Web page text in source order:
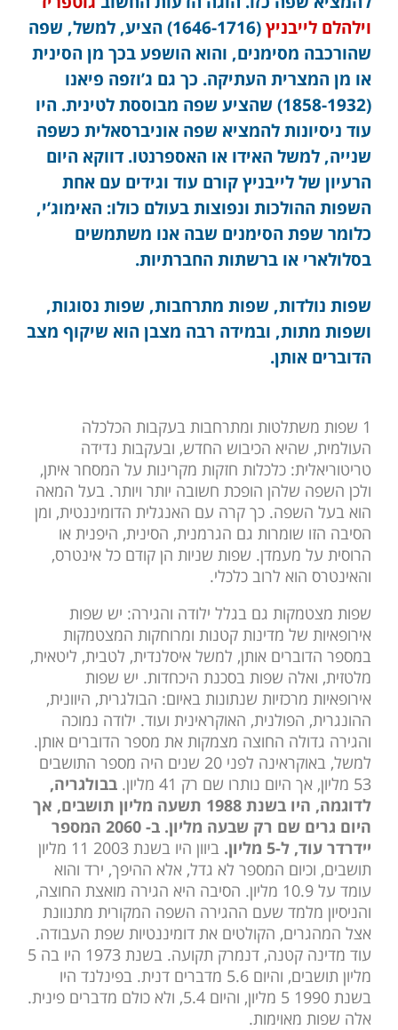
וילהלם לייבניץ
(1646-1716) הציע, למשל, שפה
שהורכבה מסימנים, והוא הושפע בכך מן הסינית
או מן המצרית העתיקה. כך גם ג’וזפה פיאנו
(1858-1932) שהציע שפה מבוססת לטינית. היו
עוד ניסיונות להמציא שפה אוניברסאלית כשפה
שנייה, למשל האידו או האספרנטו. דווקא היום
הרעיון של לייבניץ קורם עוד וגידים עם אחת
השפות ההולכות ונפוצות בעולם כולו: האימוג’י,
כלומר שפת הסימנים שבה אנו משתמשים
בסלולארי או ברשתות החברתיות.
שפות נולדות, שפות מתרחבות, שפות נסוגות,
ושפות מתות, ובמידה רבה מצבן הוא שיקוף מצב
הדוברים אותן.
1 שפות משתלטות ומתרחבות בעקבות הכלכלה
העולמית, שהיא הכיבוש החדש, ובעקבות נדידה
טריטוריאלית: כלכלות חזקות מקרינות על המסחר איתן,
ולכן השפה שלהן הופכת חשובה יותר ויותר. בעל המאה
הוא בעל השפה. כך קרה עם האנגלית הדומיננטית, ומן
הסיבה הזו שומרות גם הגרמנית, הסינית, היפנית או
הרוסית על מעמדן. שפות שניות הן קודם כל אינטרס,
והאינטרס הוא לרוב כלכלי.
שפות מצטמקות גם בגלל ילודה והגירה: יש שפות
אירופאיות של מדינות קטנות ומרוחקות המצטמקות
במספר הדוברים אותן, למשל איסלנדית, לטבית, ליטאית,
מלטזית, ואלה שפות בסכנת היכחדות. יש שפות
אירופאיות מרכזיות שנתונות באיום: הבולגרית, היוונית,
ההונגרית, הפולנית, האוקראינית ועוד. ילודה נמוכה
והגירה גדולה החוצה מצמקות את מספר הדוברים אותן.
למשל, באוקראינה לפני 20 שנים היה מספר התושבים
53 מליון, אך היום נותרו שם רק 41 מליון.
בבולגריה,
לדוגמה, היו בשנת 1988 תשעה מליון תושבים, אך
היום גרים שם רק שבעה מליון. ב- 2060 המספר
יידרדר עוד, ל-5 מליון.
ביוון היו בשנת 2003 11 מליון
תושבים, וכיום המספר לא גדל, אלא ההיפך, ירד והוא
עומד על 10.9 מליון. הסיבה היא הגירה מואצת החוצה,
והניסיון מלמד שעם ההגירה השפה המקורית מתנוונת
אצל המהגרים, הקולטים את דומיננטיות שפת העבודה.
עוד מדינה קטנה, דנמרק תקועה. בשנת 1973 היו בה 5
מליון תושבים, והיום 5.6 מדברים דנית. בפינלנד היו
בשנת 1990 5 מליון, והיום 5.4, ולא כולם מדברים פינית.
אלה שפות מאוימות.